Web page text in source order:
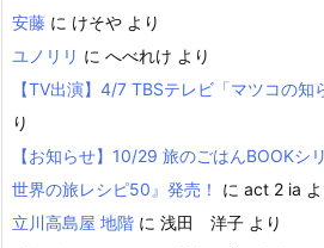
安藤 に けそや より
ユノリリ に へべれけ より
【TV出演】4/7 TBSテレビ「マツコの知
り
【お知らせ】10/29 旅のごはんBOOKシ
世界の旅レシピ50』発売！
に act 2 ia
立川高島屋 地階 に 浅田 洋子 より